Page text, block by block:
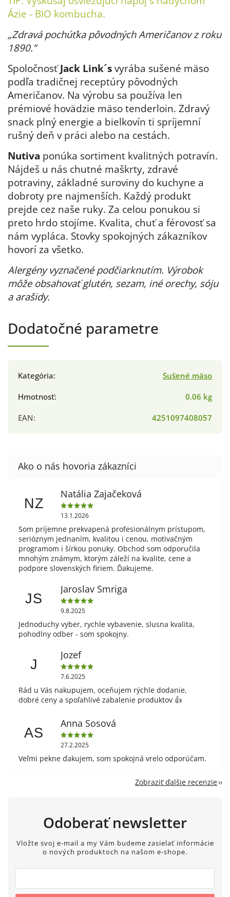
Ázie - BIO kombucha.
„Zdravá pochúťka pôvodných Američanov z roku
1890.”
SpoločnosťJack Link´s vyrába sušené mäso
podľa tradičnej receptúry pôvodných
Američanov. Na výrobu sa používa len
prémiové hovädzie mäso tenderloin. Zdravý
snack plný energie a bielkovín ti spríjemní
rušný deň v práci alebo na cestách.
Nutiva ponúka sortiment kvalitných potravín.
Nájdeš u nás chutné maškrty, zdravé
potraviny, základné suroviny do kuchyne a
dobroty pre najmenších. Každý produkt
prejde cez naše ruky. Za celou ponukou si
preto hrdo stojíme. Kvalita, chuť a férovosť sa
nám vypláca. Stovky spokojných zákazníkov
hovorí za všetko.
Alergény vyznačené podčiarknutím. Výrobok
môže obsahovať glutén, sezam, iné orechy, sóju
a arašidy.
Dodatočné parametre
Kategória:
Sušené mäso
Hmotnosť:
0.06 kg
EAN: 4251097408057
NZ
Natália Zajačeková
13.1.2026
Som príjemne prekvapená profesionálnym prístupom,
serióznym jednaním, kvalitou i cenou, motivačným
programom i šírkou ponuky. Obchod som odporučila
mnohým známym, ktorým záleží na kvalite, cene a
podpore slovenských firiem. Ďakujeme.
JS
Jaroslav Smriga
9.8.2025
Jednoduchy vyber, rychle vybavenie, slusna kvalita,
pohodlny odber - som spokojny.
J
Jozef
7.6.2025
Rád u Vás nakupujem, oceňujem rýchle dodanie,
dobré ceny a spoľahlivé zabalenie produktov 👍
AS
Anna Sosová
27.2.2025
Veľmi pekne ďakujem, som spokojná vrelo odporúčam.
Zobraziť ďalšie recenzie
Odoberať newsletter
Vložte svoj e-mail a my Vám budeme zasielať informácie
o nových produktoch na našom e-shope.